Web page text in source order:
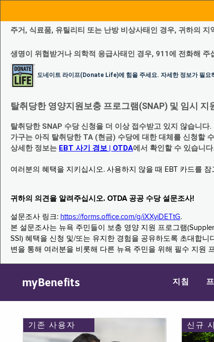
주거, 식료품, 유틸리티 또는 난방 비상사태인 경우, 귀하의 지
생명이 위협받거나 의학적 응급사태인 경우, 911에 전화해 주
도네이트 라이프(Donate Life)에 힘을 주세요. 자세한 정보가 필요
탈취당한 영양지원보충 프로그램(SNAP) 및 임시
탈취당한 SNAP 수당 신청을 더 이상 접수받고 있지 않습니다.
가구는 아직 탈취당한 TA (현금) 수당에 대한 대체를 신청할
상세한 정보는 EBT 사기 경보 | OTDA에서 확인할 수 있습니다.
여러분의 혜택을 지키십시오. 사용하지 않을 때 EBT 카드를
귀하의 의견을 알려주십시오. OTDA 공공 수당 설문조사!
설문조사 링크: https://forms.office.com/g/iXXyiDETtG.
본 설문조사는 뉴욕 주민들이 보충 영양 지원 프로그램
SSI) 혜택을 신청 및/또는 유지한 경험을 공유하도록 초대합
변을 통해 여러분을 비롯해 다른 뉴욕 주민을 위해 필수 지원
myBenefits 지침
기존 사용자 신규